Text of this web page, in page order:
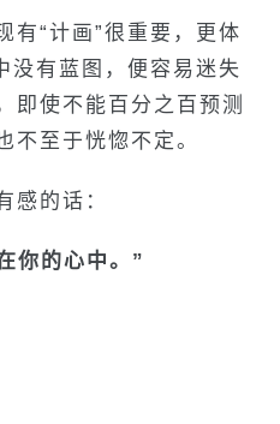
有“计画”很重要，更体
没有蓝图，便容易迷失
即使不能百分之百预测
不至于恍惚不定。
感的话：
你的心中。”